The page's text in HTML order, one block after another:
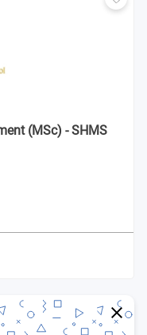
(MSc) - SHMS